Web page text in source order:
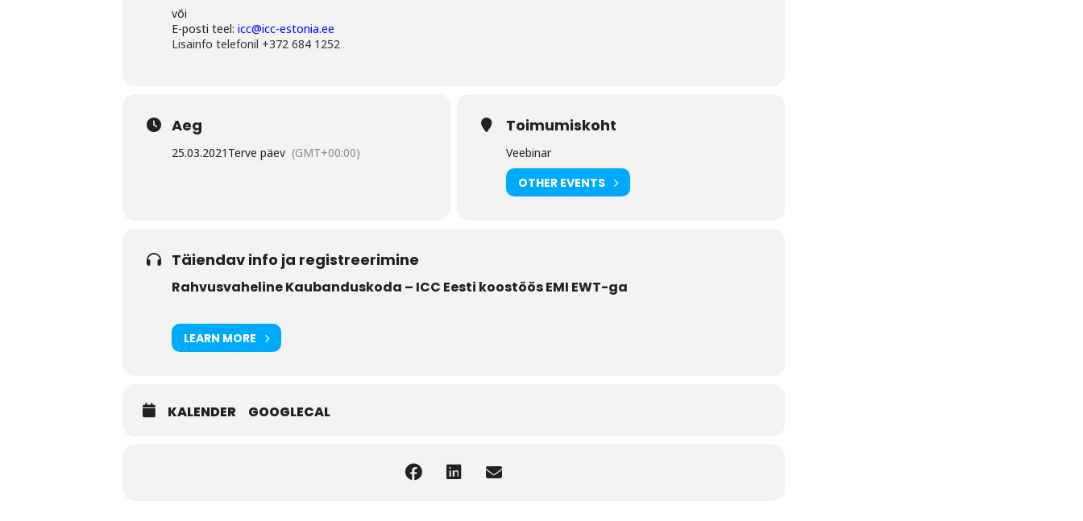
või
E-posti teel: icc@icc-estonia.ee
Lisainfo telefonil +372 684 1252
Aeg
25.03.2021 Terve päev (GMT+00:00)
Toimumiskoht
Veebinar
OTHER EVENTS
Täiendav info ja registreerimine
Rahvusvaheline Kaubanduskoda – ICC Eesti koostöös EMI EWT-ga
LEARN MORE
KALENDER GOOGLECAL